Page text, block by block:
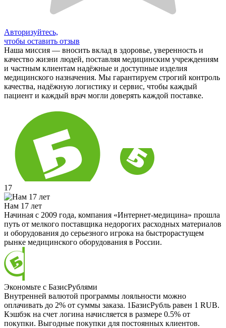
Авторизуйтесь,
чтобы оставить отзыв
Наша миссия — вносить вклад в здоровье, уверенность и
качество жизни людей, поставляя медицинским учреждениям
и частным клиентам надёжные и доступные изделия
медицинского назначения. Мы гарантируем строгий контроль
качества, надёжную логистику и сервис, чтобы каждый
пациент и каждый врач могли доверять каждой поставке.
17
Нам 17 лет
Начиная с 2009 года, компания «Интернет-медицина» прошла
путь от мелкого поставщика недорогих расходных материалов
и оборудования до серьезного игрока на быстрорастущем
рынке медицинского оборудования в России.
Экономьте с БазисРублями
Внутренней валютой программы лояльности можно
оплачивать до 2% от суммы заказа. 1БазисРубль равен 1 RUB.
Кэшбэк на счет логина начисляется в размере 0.5% от
покупки. Выгодные покупки для постоянных клиентов.